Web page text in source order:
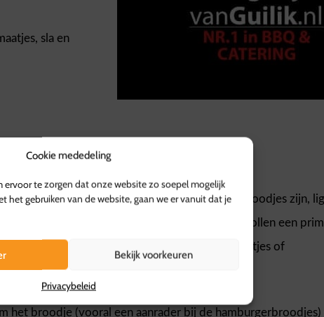
Cookie mededeling
ervoor te zorgen dat onze website zo soepel mogelijk
het gebruiken van de website, gaan we er vanuit dat je
Bekijk voorkeuren
Privacybeleid
sla en
een goed broodje hamburger. Wat goede broodjes zijn,
Dan zijn kaiserbroodjes of Italiaanse bollen een
de zachte broodjes? Dan zijn verse witte bolletjes of
geschikt.
het broodje (vooral een aanrader bij de